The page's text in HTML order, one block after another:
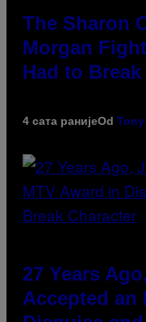
The Sharon
Morgan
Had to Break
4 сата ранијеOd
27 Years
Accepted an